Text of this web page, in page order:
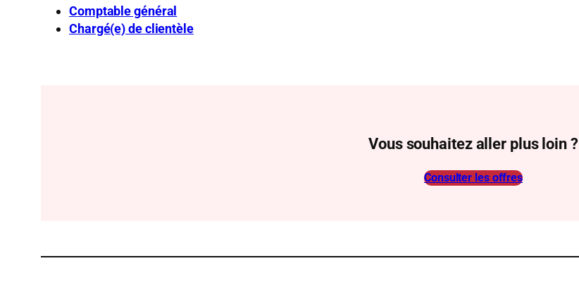
Comptable général
Chargé(e) de clientèle
Vous souhaitez aller plus loin ?
Consulter les offres